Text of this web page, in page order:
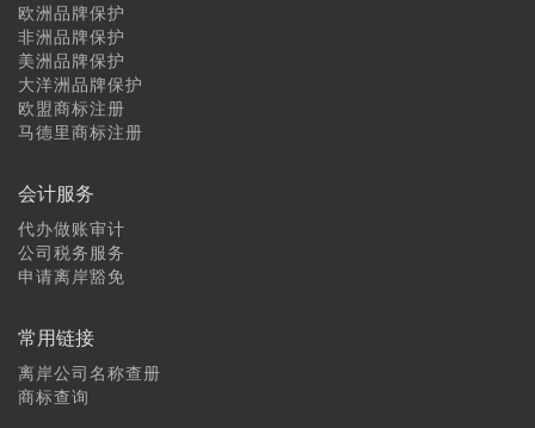
欧洲品牌保护
非洲品牌保护
美洲品牌保护
大洋洲品牌保护
欧盟商标注册
马德里商标注册
会计服务
代办做账审计
公司税务服务
申请离岸豁免
常用链接
离岸公司名称查册
商标查询